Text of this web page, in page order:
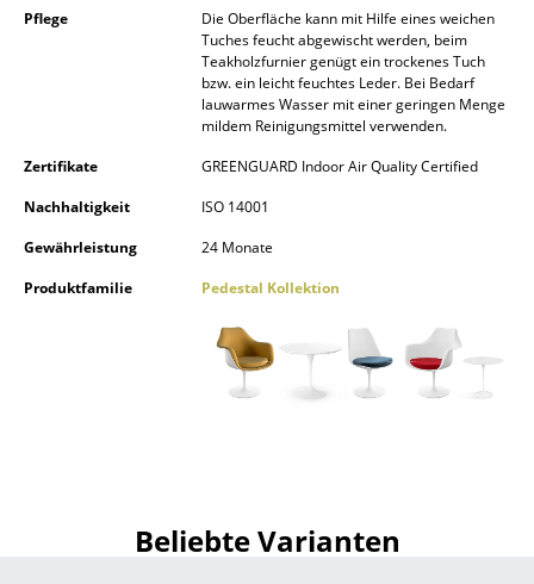
Uhren
Figuren & Miniaturen
Vasen
Tabletts
Büroutensilien
... alle Accessoires
Pflege
Die Oberfläche kann mit Hilfe eines weichen
Tuches feucht abgewischt werden, beim
Teakholzfurnier genügt ein trockenes Tuch
bzw. ein leicht feuchtes Leder. Bei Bedarf
lauwarmes Wasser mit einer geringen Menge
mildem Reinigungsmittel verwenden.
Zertifikate
GREENGUARD Indoor Air Quality Certified
Nachhaltigkeit
ISO 14001
Gewährleistung
24 Monate
Produktfamilie
Pedestal Kollektion
Beliebte Varianten